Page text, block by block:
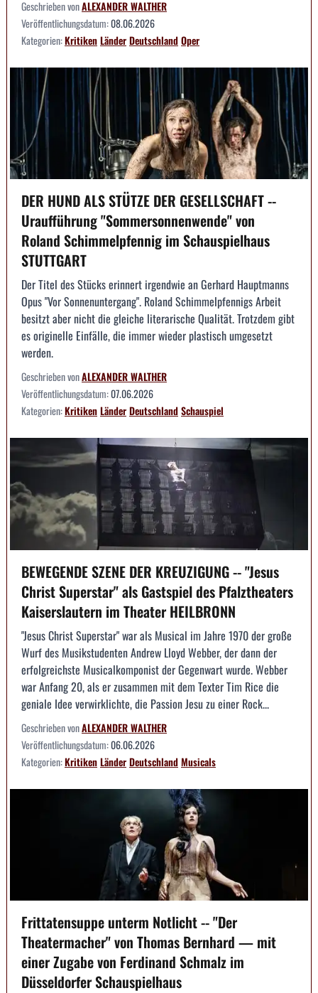
Geschrieben vonALEXANDER WALTHER
Veröffentlichungsdatum:08.06.2026
Kategorien:KritikenLänderDeutschlandOper
DER HUND ALS STÜTZE DER GESELLSCHAFT --
Uraufführung "Sommersonnenwende" von
Roland Schimmelpfennig im Schauspielhaus
STUTTGART
Der Titel des Stücks erinnert irgendwie an Gerhard Hauptmanns
Opus "Vor Sonnenuntergang". Roland Schimmelpfennigs Arbeit
besitzt aber nicht die gleiche literarische Qualität. Trotzdem gibt
es originelle Einfälle, die immer wieder plastisch umgesetzt
werden.
Geschrieben vonALEXANDER WALTHER
Veröffentlichungsdatum:07.06.2026
Kategorien:KritikenLänderDeutschlandSchauspiel
BEWEGENDE SZENE DER KREUZIGUNG -- "Jesus
Christ Superstar" als Gastspiel des Pfalztheaters
Kaiserslautern im Theater HEILBRONN
"Jesus Christ Superstar" war als Musical im Jahre 1970 der große
Wurf des Musikstudenten Andrew Lloyd Webber, der dann der
erfolgreichste Musicalkomponist der Gegenwart wurde. Webber
war Anfang 20, als er zusammen mit dem Texter Tim Rice die
geniale Idee verwirklichte, die Passion Jesu zu einer Rock...
Geschrieben vonALEXANDER WALTHER
Veröffentlichungsdatum:06.06.2026
Kategorien:KritikenLänderDeutschlandMusicals
Frittatensuppe unterm Notlicht -- "Der
Theatermacher" von Thomas Bernhard — mit
einer Zugabe von Ferdinand Schmalz im
Düsseldorfer Schauspielhaus